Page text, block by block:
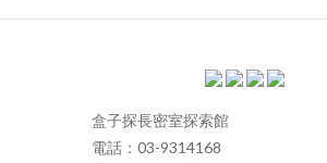
盒子探長密室探索館
電話：03-9314168